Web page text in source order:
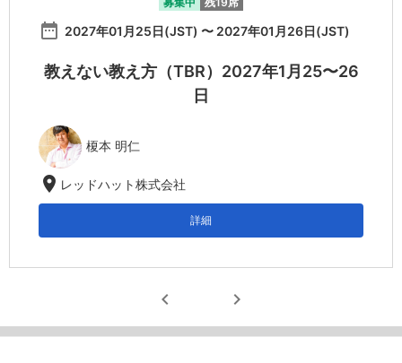
date_range 2027年01月25日(JST) 〜 2027年01月26日(JST)
教えない教え方（TBR）2027年1月25〜26
日
榎本 明仁
location_on レッドハット株式会社
詳細
chevron_left chevron_right